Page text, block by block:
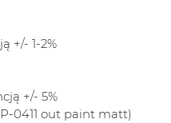
+/- 1-2%
+/- 5%
0411 out paint matt)